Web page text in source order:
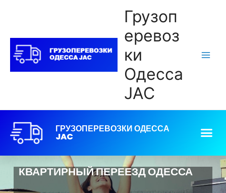
Грузоп
еревоз
ки
Одесса
JAC
ГРУЗОПЕРЕВОЗКИ ОДЕССА
JAC
КВАРТИРНЫЙ ПЕРЕЕЗД ОДЕССА